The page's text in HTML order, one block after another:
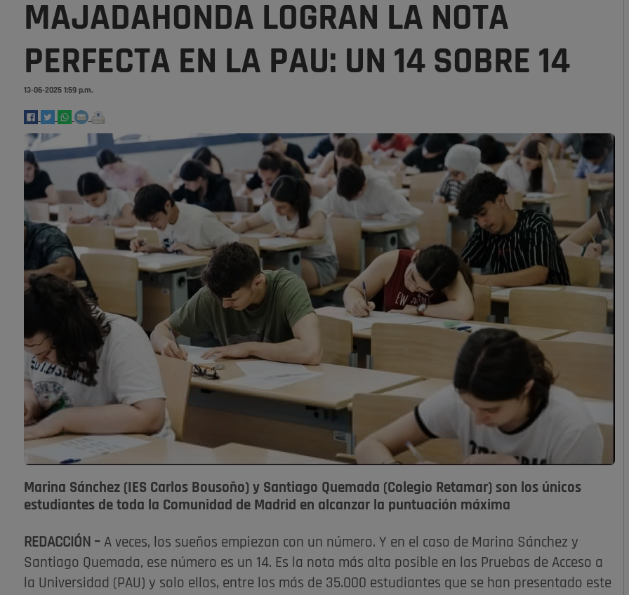
MAJADAHONDA LOGRAN LA NOTA
PERFECTA EN LA PAU: UN 14 SOBRE 14
13-06-2025 1:59 p.m.
Marina Sánchez (IES Carlos Bousoño) y Santiago Quemada (Colegio Retamar) son los únicos
estudiantes de toda la Comunidad de Madrid en alcanzar la puntuación máxima
REDACCIÓN – A veces, los sueños empiezan con un número. Y en el caso de Marina Sánchez y
Santiago Quemada, ese número es un 14. Es la nota más alta posible en las Pruebas de Acceso a
la Universidad (PAU) y solo ellos, entre los más de 35.000 estudiantes que se han presentado este